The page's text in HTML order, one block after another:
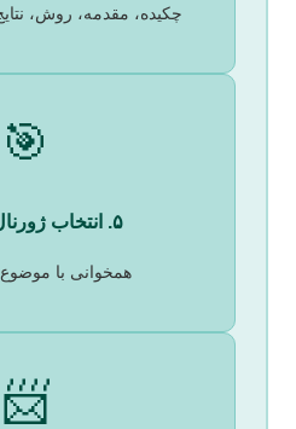
چکیده، مقدمه، روش،
🎯
۵. انتخاب ژورنال مناسب
همخوانی با موضوع
📨